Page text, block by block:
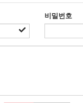
비밀번호